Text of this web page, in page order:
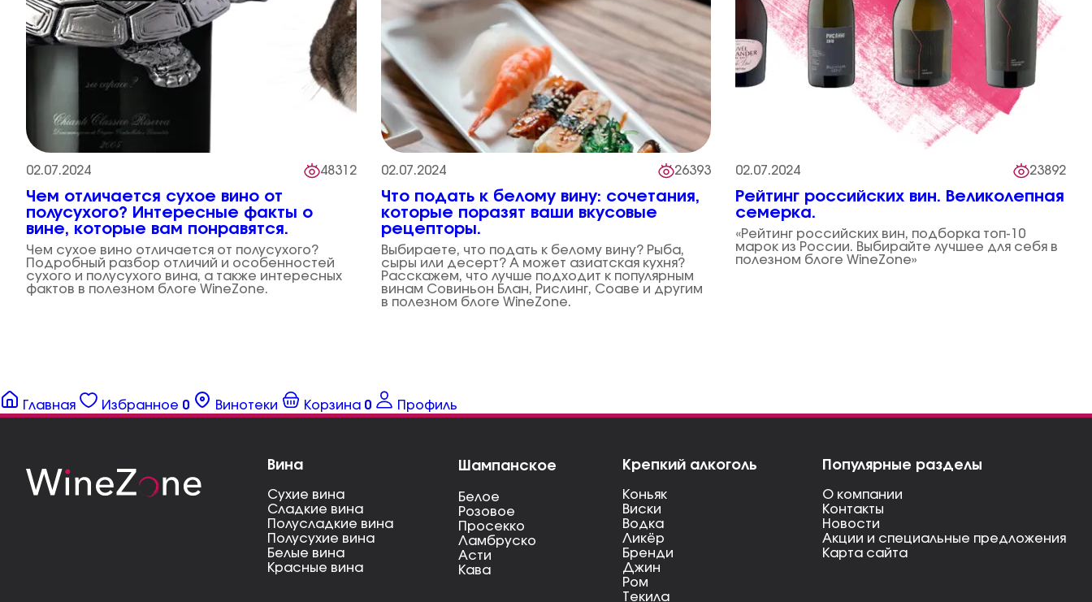
02.07.2024 48312
Чем отличается сухое вино от
полусухого? Интересные факты о
вине, которые вам понравятся.
Чем сухое вино отличается от полусухого?
Подробный разбор отличий и особенностей
сухого и полусухого вина, а также интересных
фактов в полезном блоге WineZone.
02.07.2024 26393
Что подать к белому вину: сочетания,
которые поразят ваши вкусовые
рецепторы.
Выбираете, что подать к белому вину? Рыба,
сыры или десерт? А может азиатская кухня?
Расскажем, что лучше подходит к популярным
винам Совиньон Блан, Рислинг, Соаве и другим
в полезном блоге WineZone.
02.07.2024 23892
Рейтинг российских вин. Великолепная
семерка.
«Рейтинг российских вин, подборка топ-10
марок из России. Выбирайте лучшее для себя в
полезном блоге WineZone»
Главная Избранное 0 Винотеки Корзина 0 Профиль
Вина
Сухие вина
Сладкие вина
Полусладкие вина
Полусухие вина
Белые вина
Красные вина
Шампанское
Белое
Розовое
Просекко
Ламбруско
Асти
Кава
Крепкий алкоголь
Коньяк
Виски
Водка
Ликёр
Бренди
Джин
Ром
Текила
Популярные разделы
О компании
Контакты
Новости
Акции и специальные предложения
Карта сайта